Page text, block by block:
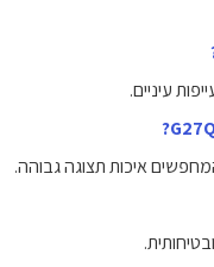
עיניים.
איכות תצוגה גבוהה.